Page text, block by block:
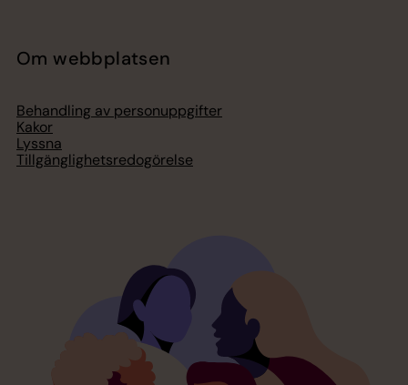
Om webbplatsen
Behandling av personuppgifter
Kakor
Lyssna
Tillgänglighetsredogörelse